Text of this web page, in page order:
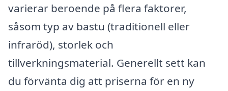
varierar beroende på flera faktorer,
såsom typ av bastu (traditionell eller
infraröd), storlek och
tillverkningsmaterial. Generellt sett kan
du förvänta dig att priserna för en ny